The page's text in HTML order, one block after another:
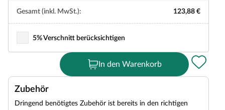
Gesamt (inkl. MwSt.): 123,88 €
5% Verschnitt berücksichtigen
In den Warenkorb
Zubehör
Dringend benötigtes Zubehör ist bereits in den richtigen